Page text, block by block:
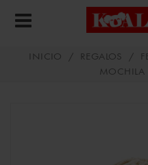
INICIO / REGALOS /
MOCHILA